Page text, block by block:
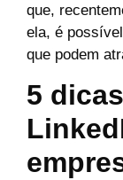
que,
ela, é
que podem
5